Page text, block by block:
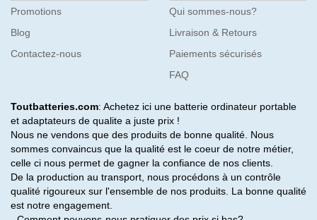
Promotions
Blog
Contactez-nous
Qui sommes-nous?
Livraison & Retours
Paiements sécurisés
FAQ
Toutbatteries.com: Achetez ici une batterie ordinateur portable
et adaptateurs de qualite a juste prix !
Nous ne vendons que des produits de bonne qualité. Nous
sommes convaincus que la qualité est le coeur de notre métier,
celle ci nous permet de gagner la confiance de nos clients.
De la production au transport, nous procédons à un contrôle
qualité rigoureux sur l'ensemble de nos produits. La bonne qualité
est notre engagement.